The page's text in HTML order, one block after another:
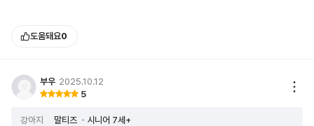
도움돼요0
부우 2025.10.12
5
강아지 말티즈 시니어 7세+